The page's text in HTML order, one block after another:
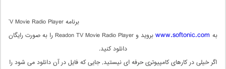
برنامه Readon TV Movie Radio Player
به www.softonic.com
بروید و Readon TV Movie Radio Player را به صورت رایگان
دانلود کنید.
اگر خیلی در کارهای کامپیوتری حرفه ای نیستید, جایی که فایل در آن دانلود می شود را